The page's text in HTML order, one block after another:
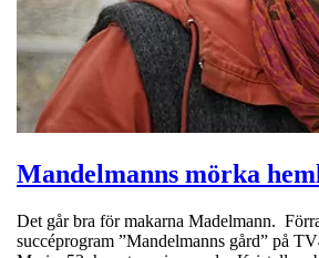
Mandelmanns mörka
Det går bra för makarna Madelmann.
succéprogram ”Mandelmanns gård” på